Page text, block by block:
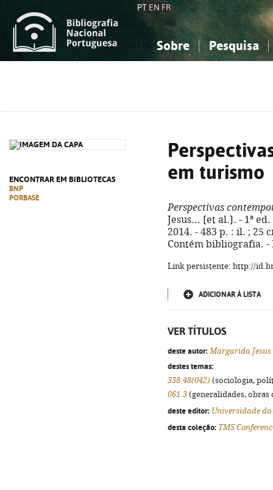
PT EN FR
Sobre Pesquisa
ENCONTRAR EM BIBLIOTECAS
BNP
PORBASE
em turismo
Perspectivas
Jesus... [et al.]. - 1ª
2014. - 483 p. : il. ; 25
Contém bibliografia. -
Link persistente: http://
ADICIONAR À LISTA
VER TÍTULOS
deste autor: Margarida Jesus
destes temas:
338.48(042) (sociologia,
061.3 (generalidades,
deste editor: Universidade
desta coleção: TMS